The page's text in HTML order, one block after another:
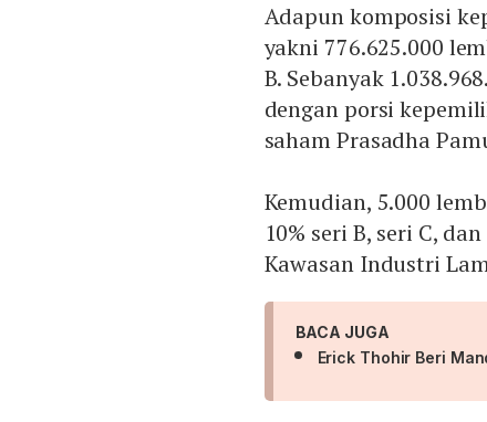
Adapun komposisi
yakni 776.625.000
B. Sebanyak
dengan porsi
saham Prasadha
Kemudian, 5.000
10% seri B, seri C,
Kawasan Industri
BACA JUGA
Erick Thohir Beri